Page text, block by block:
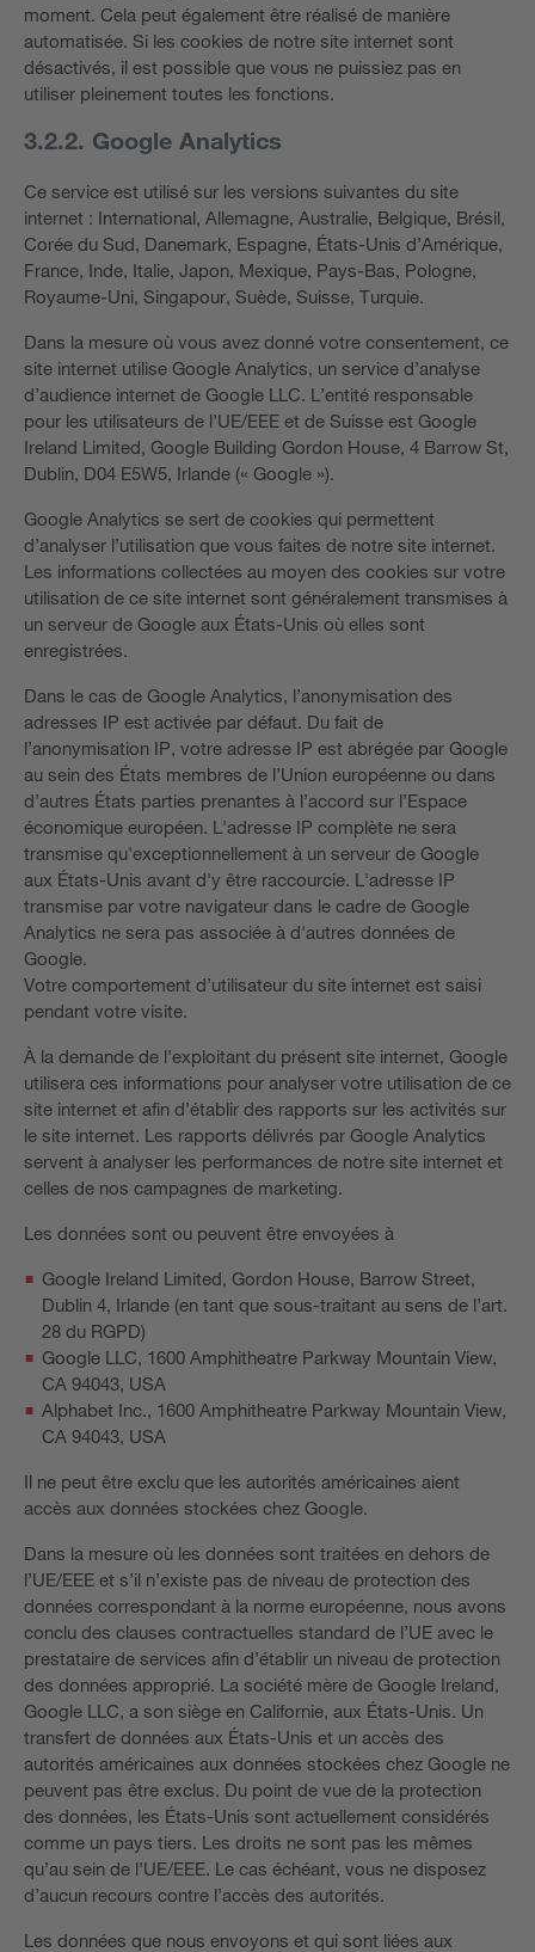
moment. Cela peut également être réalisé de manière
automatisée. Si les cookies de notre site internet sont
désactivés, il est possible que vous ne puissiez pas en
utiliser pleinement toutes les fonctions.
3.2.2. Google Analytics
Ce service est utilisé sur les versions suivantes du site
internet : International, Allemagne, Australie, Belgique, Brésil,
Corée du Sud, Danemark, Espagne, États-Unis d’Amérique,
France, Inde, Italie, Japon, Mexique, Pays-Bas, Pologne,
Royaume-Uni, Singapour, Suède, Suisse, Turquie.
Dans la mesure où vous avez donné votre consentement, ce
site internet utilise Google Analytics, un service d’analyse
d’audience internet de Google LLC. L’entité responsable
pour les utilisateurs de l’UE/EEE et de Suisse est Google
Ireland Limited, Google Building Gordon House, 4 Barrow St,
Dublin, D04 E5W5, Irlande (« Google »).
Google Analytics se sert de cookies qui permettent
d’analyser l’utilisation que vous faites de notre site internet.
Les informations collectées au moyen des cookies sur votre
utilisation de ce site internet sont généralement transmises à
un serveur de Google aux États-Unis où elles sont
enregistrées.
Dans le cas de Google Analytics, l’anonymisation des
adresses IP est activée par défaut. Du fait de
l’anonymisation IP, votre adresse IP est abrégée par Google
au sein des États membres de l’Union européenne ou dans
d’autres États parties prenantes à l’accord sur l’Espace
économique européen. L'adresse IP complète ne sera
transmise qu'exceptionnellement à un serveur de Google
aux États-Unis avant d'y être raccourcie. L'adresse IP
transmise par votre navigateur dans le cadre de Google
Analytics ne sera pas associée à d'autres données de
Google.
Votre comportement d’utilisateur du site internet est saisi
pendant votre visite.
À la demande de l’exploitant du présent site internet, Google
utilisera ces informations pour analyser votre utilisation de ce
site internet et afin d’établir des rapports sur les activités sur
le site internet. Les rapports délivrés par Google Analytics
servent à analyser les performances de notre site internet et
celles de nos campagnes de marketing.
Les données sont ou peuvent être envoyées à
Google Ireland Limited, Gordon House, Barrow Street,
Dublin 4, Irlande (en tant que sous-traitant au sens de l’art.
28 du RGPD)
Google LLC, 1600 Amphitheatre Parkway Mountain View,
CA 94043, USA
Alphabet Inc., 1600 Amphitheatre Parkway Mountain View,
CA 94043, USA
Il ne peut être exclu que les autorités américaines aient
accès aux données stockées chez Google.
Dans la mesure où les données sont traitées en dehors de
l’UE/EEE et s’il n’existe pas de niveau de protection des
données correspondant à la norme européenne, nous avons
conclu des clauses contractuelles standard de l’UE avec le
prestataire de services afin d’établir un niveau de protection
des données approprié. La société mère de Google Ireland,
Google LLC, a son siège en Californie, aux États-Unis. Un
transfert de données aux États-Unis et un accès des
autorités américaines aux données stockées chez Google ne
peuvent pas être exclus. Du point de vue de la protection
des données, les États-Unis sont actuellement considérés
comme un pays tiers. Les droits ne sont pas les mêmes
qu’au sein de l’UE/EEE. Le cas échéant, vous ne disposez
d’aucun recours contre l’accès des autorités.
Les données que nous envoyons et qui sont liées aux